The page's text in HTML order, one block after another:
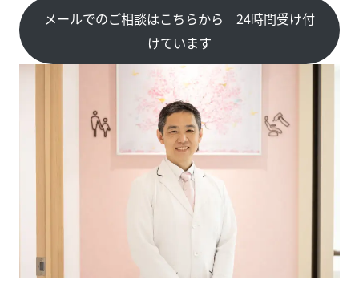
メールでのご相談はこちらから 24時間受け付
けています